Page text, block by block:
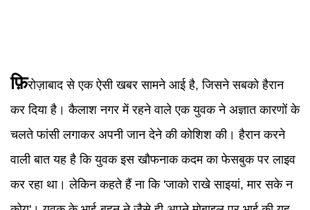
फ़िरोज़ाबाद से एक ऐसी खबर सामने आई है, जिसने सबको हैरान
कर दिया है। कैलाश नगर में रहने वाले एक युवक ने अज्ञात कारणों के
चलते फांसी लगाकर अपनी जान देने की कोशिश की। हैरान करने
वाली बात यह है कि युवक इस खौफनाक कदम का फेसबुक पर लाइव
कर रहा था। लेकिन कहते हैं ना कि 'जाको राखे साइयां, मार सके न